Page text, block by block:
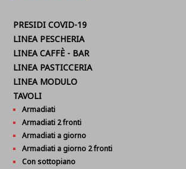
PRESIDI COVID-19
LINEA PESCHERIA
LINEA CAFFÈ - BAR
LINEA PASTICCERIA
LINEA MODULO
TAVOLI
Armadiati
Armadiati 2 fronti
Armadiati a giorno
Armadiati a giorno 2 fronti
Con sottopiano